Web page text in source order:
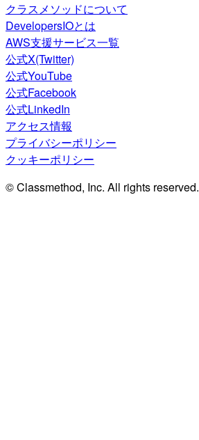
クラスメソッドについて
DevelopersIOとは
AWS支援サービス一覧
公式X(Twitter)
公式YouTube
公式Facebook
公式LinkedIn
アクセス情報
プライバシーポリシー
クッキーポリシー
© Classmethod, Inc. All rights reserved.